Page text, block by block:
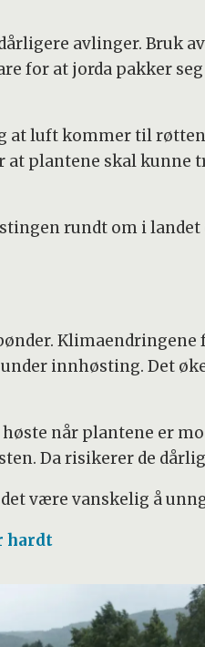
avlinger. Bruk
for at jorda pakker seg
at luft kommer til
plantene skal kunne
rundt om i landet
innhøsting. Det
når plantene er
Da risikerer de
være vanskelig å
hardt